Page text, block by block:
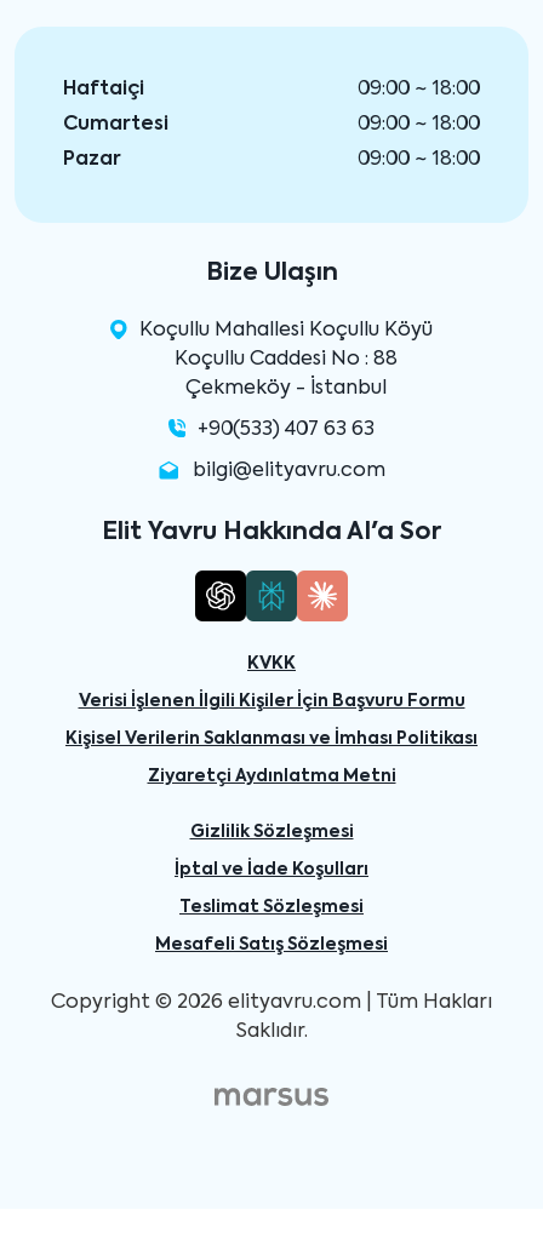
Haftaiçi
09:00 ~ 18:00
Cumartesi
09:00 ~ 18:00
Pazar
09:00 ~ 18:00
Bize Ulaşın
Koçullu Mahallesi Koçullu Köyü
Koçullu Caddesi No : 88
Çekmeköy - İstanbul
+90(533) 407 63 63
bilgi@elityavru.com
Elit Yavru Hakkında AI'a Sor
KVKK
Verisi İşlenen İlgili Kişiler İçin Başvuru Formu
Kişisel Verilerin Saklanması ve İmhası Politikası
Ziyaretçi Aydınlatma Metni
Gizlilik Sözleşmesi
İptal ve İade Koşulları
Teslimat Sözleşmesi
Mesafeli Satış Sözleşmesi
Copyright © 2026 elityavru.com | Tüm Hakları
Saklıdır.